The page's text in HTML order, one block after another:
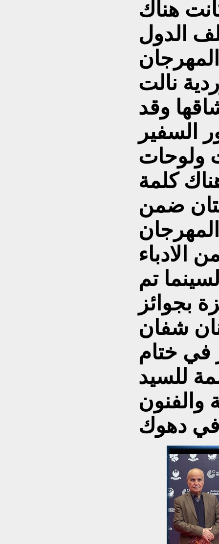
هناك
الدول
نالت
وقد
ولوحات
كلمة
ضمن
الادباء
تم
بجوائز
شفان
في ختام
للسيد
والفنون
دهوك